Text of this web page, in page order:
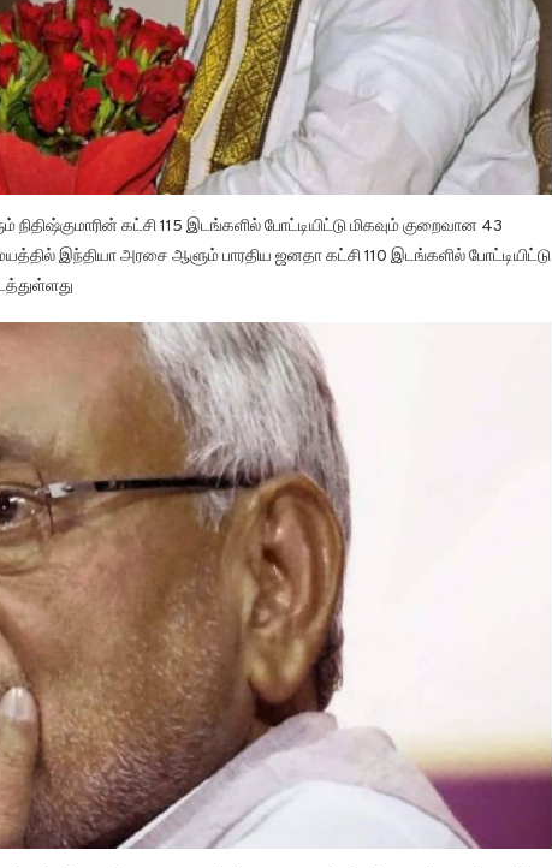
கட்சி 115 இடங்களில் போட்டியிட்டு மிகவும் குறைவான 43
இந்தியா அரசை ஆளும் பாரதிய ஜனதா கட்சி 110 இடங்களில் போட்டியிட்டு